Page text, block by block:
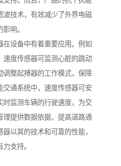
波技术，有效减少了外界电磁
响。
在设备中有着重要应用。例如
速度传感器可监测心脏的跳动
调整起搏器的工作模式，保障
交通系统中，速度传感器可安
时监测车辆的行驶速度，为交
理提供数据依据，提高道路通
以其的技术和可靠的性能，
支持。